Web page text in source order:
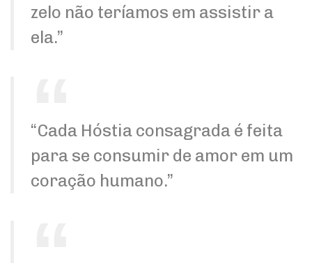
zelo não teríamos em assistir a
ela.”
“Cada Hóstia consagrada é feita
para se consumir de amor em um
coração humano.”